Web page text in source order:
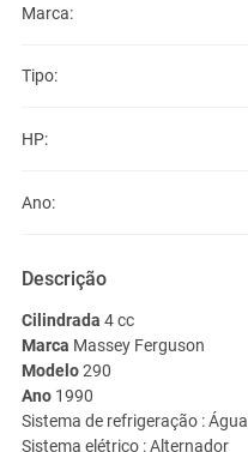
Marca:
Tipo:
HP:
Ano:
Descrição
Cilindrada 4 cc
Marca Massey Ferguson
Modelo 290
Ano 1990
Sistema de refrigeração :Água
Sistema elétrico :Alternador